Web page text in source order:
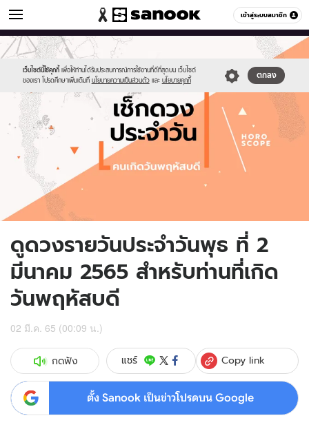
เข้าสู่ระบบสมาชิก
ดูดวง หมวดอื่นๆ
เว็บไซต์นี้ใช้คุกกี้ เพื่อให้ท่านได้รับประสบการณ์การใช้งานที่ดีที่สุดบน เว็บไซต์
ของเรา โปรดศึกษาเพิ่มเติมที่ นโยบายความเป็นส่วนตัว และ นโยบายคุกกี้
ตกลง
Sanook
//s.isanook.com/sr/0/images/logo-
new-
sanook.png
600
60
//s.isanook.com/ho/0/ud/fxd/day/daily-
horoscope-
thursday.jpg
ดูดวงรายวันประจำวันพุธ ที่ 2
มีนาคม 2565 สำหรับท่านที่เกิด
วันพฤหัสบดี
02 มี.ค. 65 (00:09 น.)
กดฟัง แชร์ Copy link
ตั้ง Sanook เป็นข่าวโปรดบน Google